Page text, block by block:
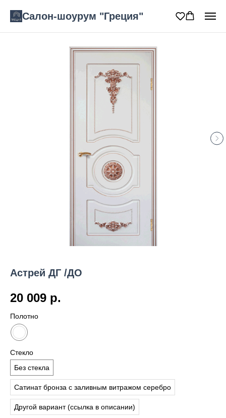
Салон-шоурум "Греция"
Астрей ДГ /ДО
20 009 р.
Полотно
Стекло
Без стекла
Сатинат бронза с заливным витражом серебро
Другой вариант (ссылка в описании)